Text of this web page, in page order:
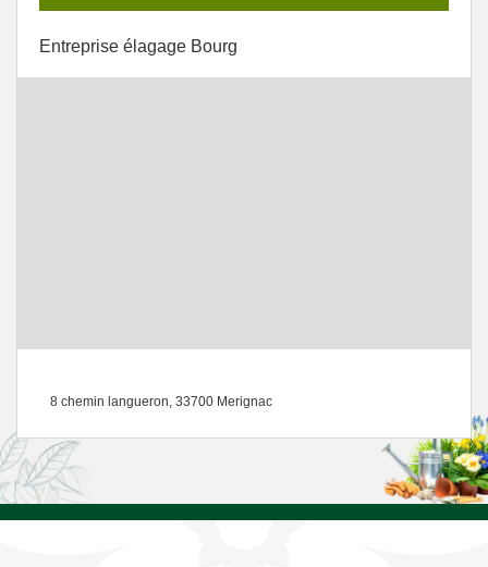
Entreprise élagage Bourg
8 chemin langueron, 33700 Merignac